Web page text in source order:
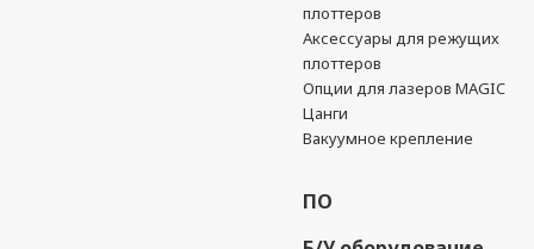
плоттеров
Аксессуары для режущих
плоттеров
Опции для лазеров MAGIC
Цанги
Вакуумное крепление
ПО